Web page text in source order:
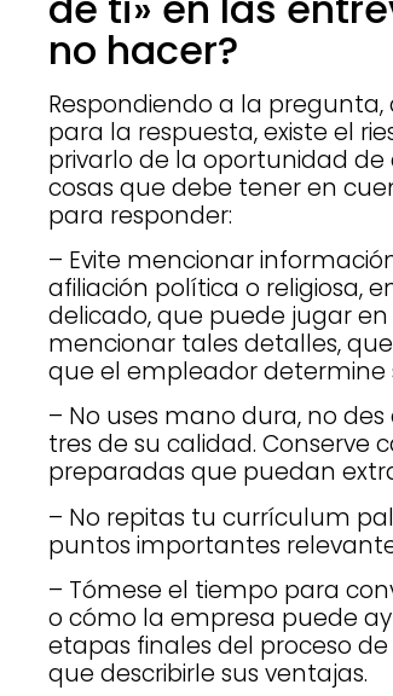
no hacer?
Respondiendo a la pregunta,
para la respuesta, existe el
privarlo de la oportunidad
cosas que debe tener en
para responder:
– Evite mencionar
afiliación política o religiosa,
delicado, que puede jugar
mencionar tales detalles,
que el empleador determine
– No uses mano dura, no
tres de su calidad. Conserve
preparadas que puedan
– No repitas tu currículum
puntos importantes
– Tómese el tiempo para
o cómo la empresa puede
etapas finales del proceso
que describirle sus ventajas.